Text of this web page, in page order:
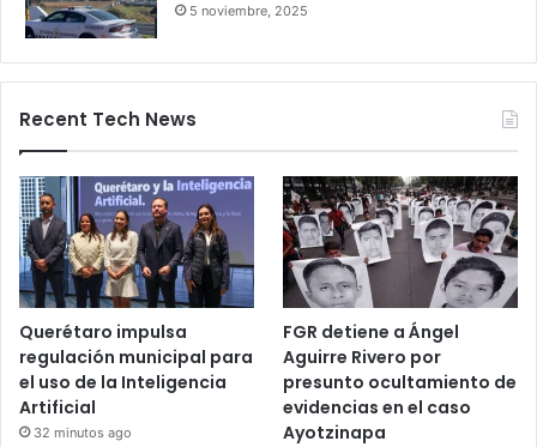
5 noviembre, 2025
Recent Tech News
Querétaro impulsa
regulación municipal para
el uso de la Inteligencia
Artificial
32 minutos ago
FGR detiene a Ángel
Aguirre Rivero por
presunto ocultamiento de
evidencias en el caso
Ayotzinapa